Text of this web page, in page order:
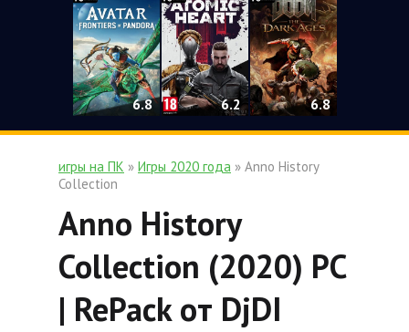
6.8 6.2 6.8
игры на ПК » Игры 2020 года » Anno History
Collection
Anno History
Collection (2020) PC
| RePack от DjDI